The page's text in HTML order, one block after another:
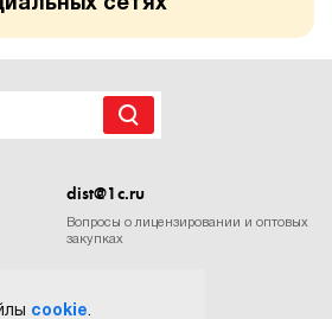
сетях
dist@1c.ru
Вопросы о лицензировании и оптовых
закупках
cookie.